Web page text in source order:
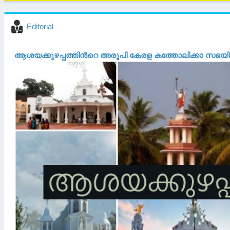
Editorial
ആശയക്കുഴപ്പത്തിൻറെ അരൂപി കേരള കത്തോലിക്കാ